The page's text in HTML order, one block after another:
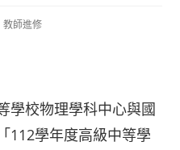
教師進修
學校物理學科中心與國
112學年度高級中等學